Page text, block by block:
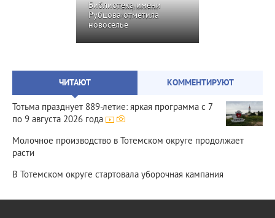
Библиотека имени
Рубцова отметила
новоселье
ЧИТАЮТ КОММЕНТИРУЮТ
Тотьма празднует 889‑летие: яркая программа с 7
по 9 августа 2026 года
Молочное производство в Тотемском округе продолжает
расти
В Тотемском округе стартовала уборочная кампания